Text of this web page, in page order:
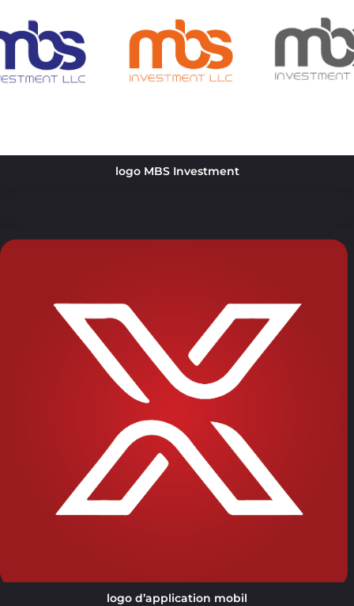
logo MBS Investment
logo d’application mobil